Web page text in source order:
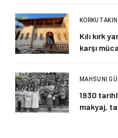
KORKUT AKIN
Kılı kırk
karşı
MAHSUNI GÜL
1930
makyaj,